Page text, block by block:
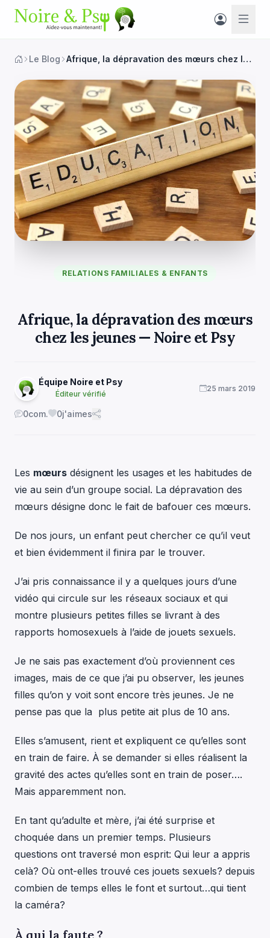
Le Blog Afrique, la dépravation des mœurs chez les jeunes
RELATIONS FAMILIALES & ENFANTS
Afrique, la dépravation des mœurs
chez les jeunes — Noire et Psy
Équipe Noire et Psy
Éditeur vérifié
25 mars 2019
0com. 0j'aimes
Les mœurs désignent les usages et les habitudes de
vie au sein d’un groupe social. La dépravation des
mœurs désigne donc le fait de bafouer ces mœurs.
De nos jours, un enfant peut chercher ce qu’il veut
et bien évidemment il finira par le trouver.
J’ai pris connaissance il y a quelques jours d’une
vidéo qui circule sur les réseaux sociaux et qui
montre plusieurs petites filles se livrant à des
rapports homosexuels à l’aide de jouets sexuels.
Je ne sais pas exactement d’où proviennent ces
images, mais de ce que j’ai pu observer, les jeunes
filles qu’on y voit sont encore très jeunes. Je ne
pense pas que la plus petite ait plus de 10 ans.
Elles s’amusent, rient et expliquent ce qu’elles sont
en train de faire. À se demander si elles réalisent la
gravité des actes qu’elles sont en train de poser….
Mais apparemment non.
En tant qu’adulte et mère, j’ai été surprise et
choquée dans un premier temps. Plusieurs
questions ont traversé mon esprit: Qui leur a appris
celà? Où ont-elles trouvé ces jouets sexuels? depuis
combien de temps elles le font et surtout…qui tient
la caméra?
À qui la faute ?